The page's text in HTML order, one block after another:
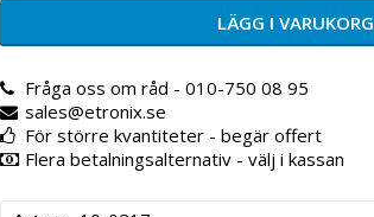
LÄGG I VARUKORG
Fråga oss om råd - 010-750 08 95
sales@etronix.se
För större kvantiteter - begär offert
Flera betalningsalternativ - välj i kassan